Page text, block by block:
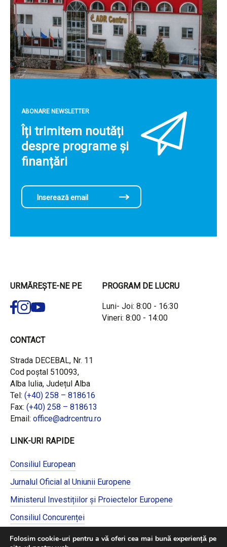
ABONARE NEWSLETTER
Îți trimitem noutăți
despre programe și
finanțări
URMĂREȘTE-NE PE PROGRAM DE LUCRU
Luni- Joi: 8:00 - 16:30
Vineri: 8:00 - 14:00
CONTACT
Strada DECEBAL, Nr. 11
Cod poștal 510093,
Alba Iulia, Județul Alba
Tel: (+40) 258 – 818616
Fax: (+40) 258 – 818613
Email: office@adrcentru.ro
LINK-URI RAPIDE
Consiliul European
Jurnalul Oficial al Uniunii Europene
Ministerul Investițiilor și Proiectelor Europene
Consiliul Concurenței
programe cofinanțate de Uniunea Europeană,
Folosim cookie-uri pentru a vă oferi cea mai bună experiență pe